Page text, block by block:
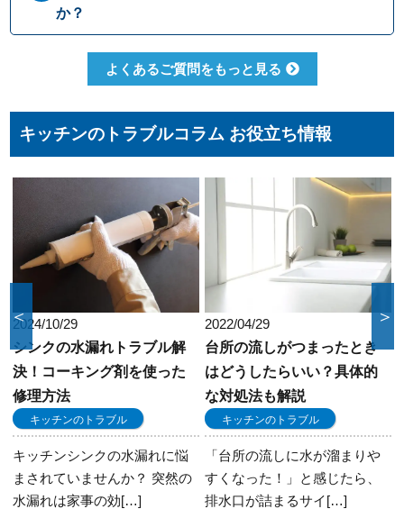
たしません。お見積り内容にご納得・ご署名
いただかなければ作業を行うことはございま
せんので、安心してまずはご相談ください。
料金は発生しません。ご安心ください。
か？
Master、JCBカードからお選びいただけま
コンビニ決済、QR決済など、お客さまのご都
よくあるご質問をもっと見る
キッチンのトラブルコラム お役立ち情報
2022/04/29
台所の流しがつまったとき
はどうしたらいい？具体的
な対処法も解説
キッチンのトラブル
「台所の流しに水が溜まりや
すくなった！」と感じたら、
排水口が詰まるサイ[…]
2021/10/07
真夏のキッチンの天敵！コ
バエの撃退法とは？
キッチンのトラブル
気温が高くなると、まるで風
物詩かのようにキッチンのシ
ンク周りを飛び回る[…]
＜ ＞